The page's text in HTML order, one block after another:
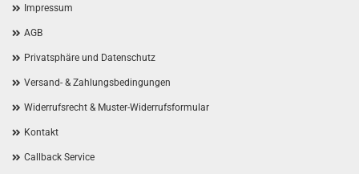
Impressum
AGB
Privatsphäre und Datenschutz
Versand- & Zahlungsbedingungen
Widerrufsrecht & Muster-Widerrufsformular
Kontakt
Callback Service